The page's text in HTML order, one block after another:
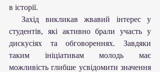
в історії.
студентів, які активно брали участь у
дискусіях та обговореннях. Завдяки
таким ініціативам молодь має
можливість глибше усвідомити значення